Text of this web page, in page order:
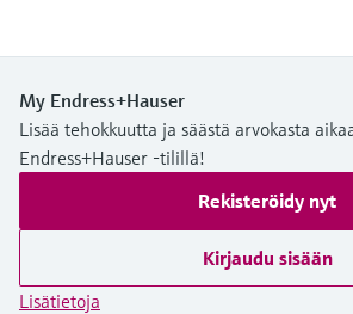
My Endress+Hauser
Lisää tehokkuutta ja säästä arvokasta
Endress+Hauser -tilillä!
Rekisteröidy nyt
Kirjaudu sisään
Lisätietoja